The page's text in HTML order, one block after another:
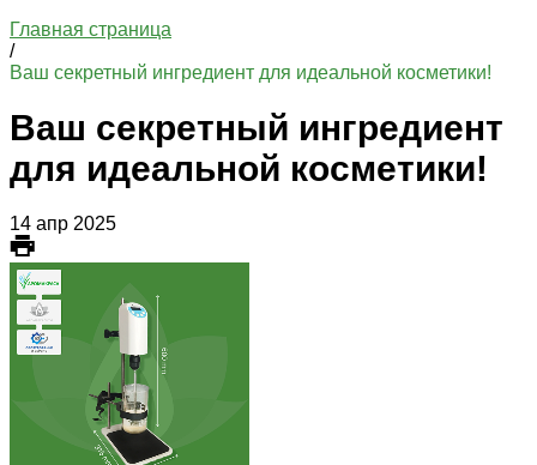
Главная страница
/
Ваш секретный ингредиент для идеальной косметики!
Ваш секретный ингредиент
для идеальной косметики!
14 апр 2025